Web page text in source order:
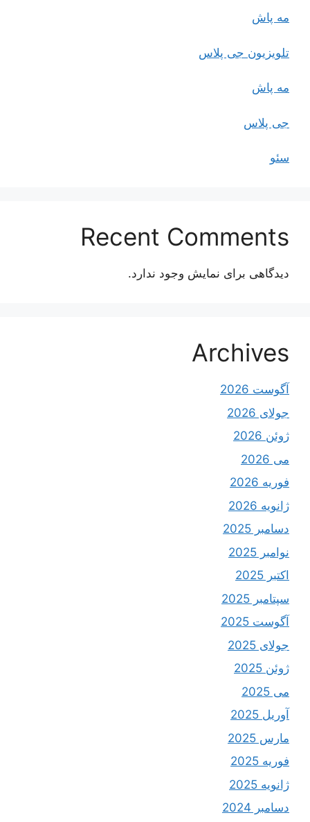
مه پاش
تلویزیون جی پلاس
مه پاش
جی پلاس
سئو
Recent Comments
دیدگاهی برای نمایش وجود ندارد.
Archives
آگوست 2026
جولای 2026
ژوئن 2026
می 2026
فوریه 2026
ژانویه 2026
دسامبر 2025
نوامبر 2025
اکتبر 2025
سپتامبر 2025
آگوست 2025
جولای 2025
ژوئن 2025
می 2025
آوریل 2025
مارس 2025
فوریه 2025
ژانویه 2025
دسامبر 2024